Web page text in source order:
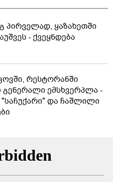
პირველად, ყაზახეთში
- ქვეყნდება
რესტორანში
ემსხვერპლა -
და ჩაშლილი